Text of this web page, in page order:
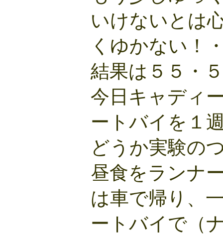
いけないとは
くゆかない！
結果は５５・
今日キャディ
ートバイを１
どうか実験の
昼食をランナ
は車で帰り、
ートバイで（